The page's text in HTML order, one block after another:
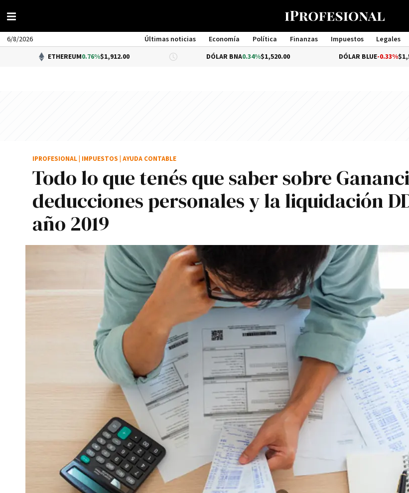
6/8/2026 Últimas noticias Economía Política Finanzas Impuestos Legales
Management
ETHEREUM 0.76%$1,912.00 DÓLAR BNA 0.34%$1,520.00 DÓLAR BLUE-0.33% $1,540.00
Todo lo que tenés que saber sobre
deducciones personales y la liquidación
año 2019
IPROFESIONAL IMPUESTOS AYUDA CONTABLE